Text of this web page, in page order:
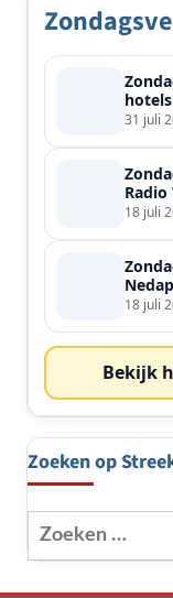
31 juli
de
18 juli
18 juli
Bekijk
Zoeken op
Zoeken
naar: